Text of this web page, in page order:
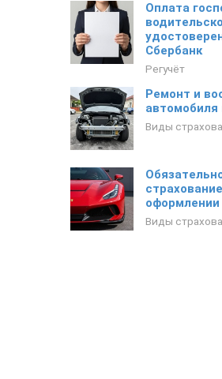
Оплата
Сбербанк
Регучёт
Ремонт и
Виды
Виды